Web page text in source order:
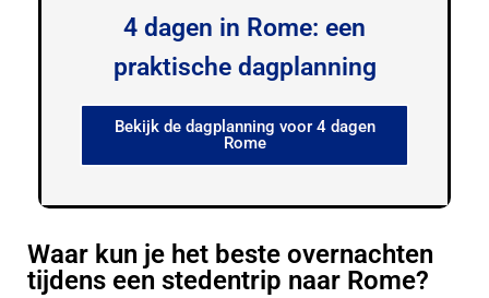
4 dagen in Rome: een
praktische dagplanning
Bekijk de dagplanning voor 4 dagen
Rome
Waar kun je het beste overnachten
tijdens een stedentrip naar Rome?